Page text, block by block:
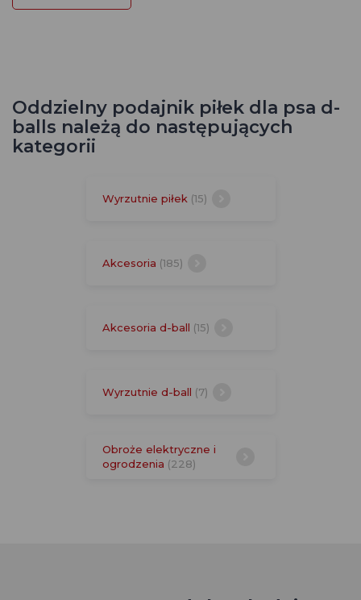
Oddzielny podajnik piłek dla psa d-
balls należą do następujących
kategorii
Wyrzutnie piłek (15)
Akcesoria (185)
Akcesoria d-ball (15)
Wyrzutnie d-ball (7)
Obroże elektryczne i
ogrodzenia (228)